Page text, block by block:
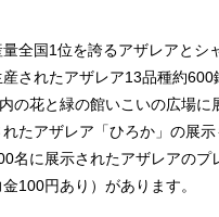
全国1位を誇るアザレアとシ
されたアザレア13品種約600
の花と緑の館いこいの広場に
たアザレア「ひろか」の展
名に展示されたアザレアのプ
100円あり）があります。